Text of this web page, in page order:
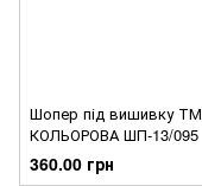
Шопер під вишивку ТМ
КОЛЬОРОВА ШП-13/095
360.00 грн